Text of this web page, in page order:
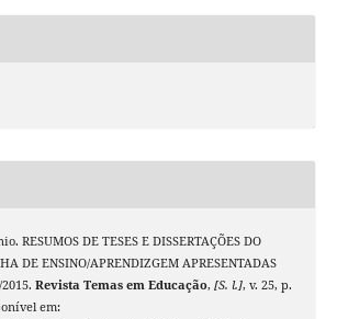
RESUMOS DE TESES E DISSERTAÇÕES DO
DE ENSINO/APRENDIZGEM APRESENTADAS
Revista Temas em Educação, [S. l.], v. 25, p.
em: